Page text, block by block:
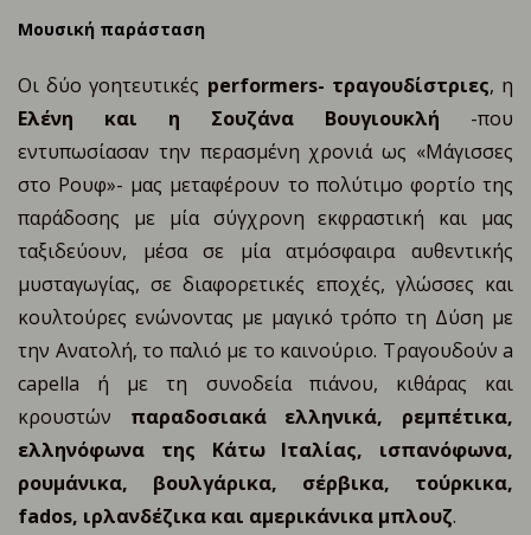
Μουσική παράσταση
Οι δύο γοητευτικές performers- τραγουδίστριες, η
Ελένη και η Σουζάνα Βουγιουκλή -που
εντυπωσίασαν την περασμένη χρονιά ως «Μάγισσες
στο Ρουφ»- μας μεταφέρουν το πολύτιμο φορτίο της
παράδοσης με μία σύγχρονη εκφραστική και μας
ταξιδεύουν, μέσα σε μία ατμόσφαιρα αυθεντικής
μυσταγωγίας, σε διαφορετικές εποχές, γλώσσες και
κουλτούρες ενώνοντας με μαγικό τρόπο τη Δύση με
την Ανατολή, το παλιό με το καινούριο. Τραγουδούν a
capella ή με τη συνοδεία πιάνου, κιθάρας και
κρουστών παραδοσιακά ελληνικά, ρεμπέτικα,
ελληνόφωνα της Κάτω Ιταλίας, ισπανόφωνα,
ρουμάνικα, βουλγάρικα, σέρβικα, τούρκικα,
fados, ιρλανδέζικα και αμερικάνικα μπλουζ.